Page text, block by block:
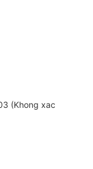
(Khong xac